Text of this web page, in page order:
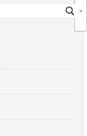
>